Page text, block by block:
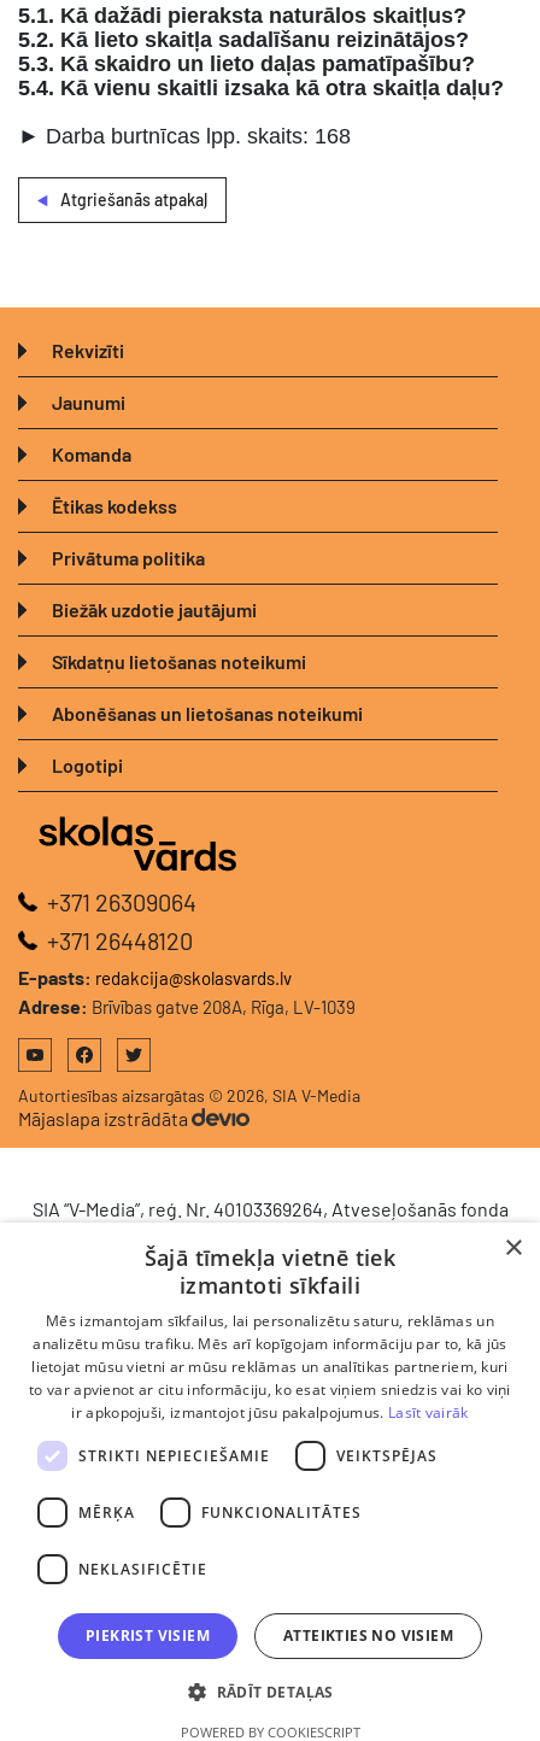
5.1. Kā dažādi pieraksta naturālos skaitļus?
5.2. Kā lieto skaitļa sadalīšanu reizinātājos?
5.3. Kā skaidro un lieto daļas pamatīpašību?
5.4. Kā vienu skaitli izsaka kā otra skaitļa daļu?
► Darba burtnīcas lpp. skaits: 168
Atgriešanās atpakaļ
Rekvizīti
Jaunumi
Komanda
Ētikas kodekss
Privātuma politika
Biežāk uzdotie jautājumi
Sīkdatņu lietošanas noteikumi
Abonēšanas un lietošanas noteikumi
Logotipi
+371 26309064
+371 26448120
E-pasts: redakcija@skolasvards.lv
Adrese: Brīvības gatve 208A, Rīga, LV-1039
Autortiesības aizsargātas © 2026, SIA V-Media
Mājaslapa izstrādāta
SIA “V-Media”, reģ. Nr. 40103369264, Atveseļošanās fonda
komercdarbības procesu uzlabošanā - ieviesta klientu
attiecību pārvaldības sistēma (CRM). 2024. gada 16.
decembrī tika noslēgts līgums Nr. 9.2-17-L-2024/928 ar
Latvijas Investīciju un attīstības aģentūru par atbalsta
saņemšanu saskaņā ar Atveseļošanas un noturības
mehānisma plāna 2. komponenti “Digitālā transformācija”
(atbalsta pieteikuma Nr. DIGI/2024/1253). Projekta ietvaros
ieviesta klientu un darba procesu pārvaldības sistēma
Scoro, uzlabojot pārdošanas procesu, centralizējot klientu
datubāzi un darījumu plūsmu, kā arī nodrošinot pārskatāmu,
efektīvu pārdošanas nodaļas darbu un precīzāku rezultātu
×
Šajā tīmekļa vietnē tiek
izmantoti sīkfaili
Mēs izmantojam sīkfailus, lai personalizētu saturu, reklāmas un
analizētu mūsu trafiku. Mēs arī kopīgojam informāciju par to, kā jūs
lietojat mūsu vietni ar mūsu reklāmas un analītikas partneriem, kuri
to var apvienot ar citu informāciju, ko esat viņiem sniedzis vai ko viņi
ir apkopojuši, izmantojot jūsu pakalpojumus. Lasīt vairāk
STRIKTI NEPIECIEŠAMIE VEIKTSPĒJAS
MĒRĶA FUNKCIONALITĀTES
NEKLASIFICĒTIE
PIEKRIST VISIEM ATTEIKTIES NO VISIEM
RĀDĪT DETAĻAS
POWERED BY COOKIESCRIPT